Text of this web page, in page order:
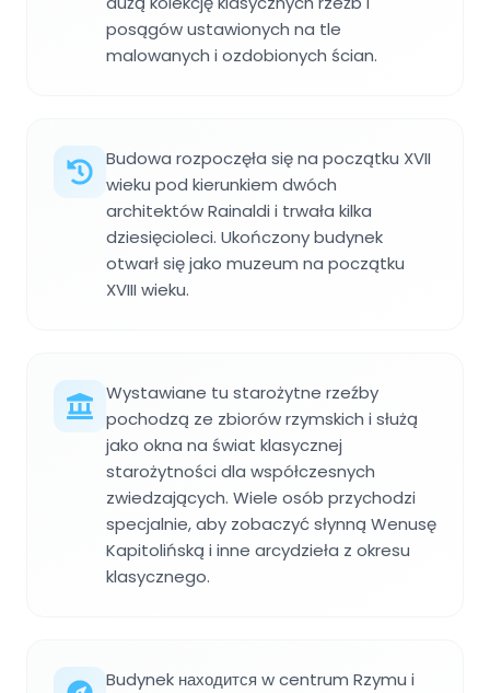
posągów ustawionych na tle
malowanych i ozdobionych ścian.
Budowa rozpoczęła się na początku XVII
wieku pod kierunkiem dwóch
architektów Rainaldi i trwała kilka
dziesięcioleci. Ukończony budynek
otwarł się jako muzeum na początku
XVIII wieku.
Wystawiane tu starożytne rzeźby
pochodzą ze zbiorów rzymskich i służą
jako okna na świat klasycznej
starożytności dla współczesnych
zwiedzających. Wiele osób przychodzi
specjalnie, aby zobaczyć słynną Wenusę
Kapitolińską i inne arcydzieła z okresu
klasycznego.
Budynek находится w centrum Rzymu i